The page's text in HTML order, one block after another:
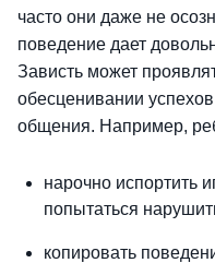
часто они даже не
поведение дает
Зависть может
обесценивании
общения. Например,
нарочно испортить
попытаться
копировать